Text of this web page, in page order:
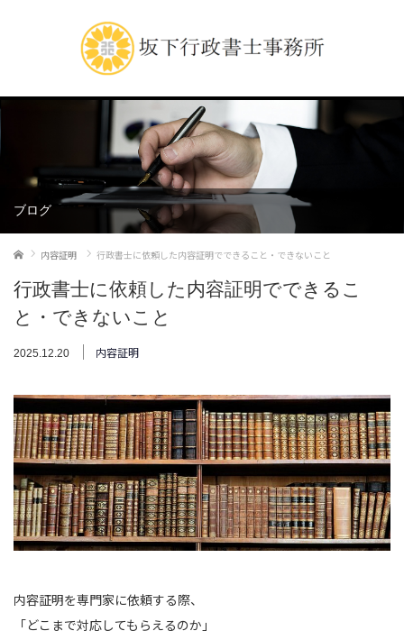
ブログ
ホーム 内容証明 行政書士に依頼した内容証明でできること・できないこと
行政書士に依頼した内容証明でできるこ
と・できないこと
2025.12.20 内容証明
内容証明を専門家に依頼する際、
「どこまで対応してもらえるのか」